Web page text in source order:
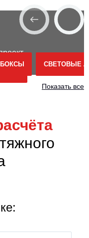
СВЕТОВЫЕ
Показать все